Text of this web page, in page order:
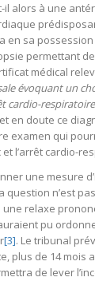
il alors à une
en sa
permettant
médical
évoquant un
cardio-
en doute ce
examen qui
l’arrêt cardio-
une mesure
question n’est
une relaxe
pu
[3]. Le tribunal
plus de 14
de lever